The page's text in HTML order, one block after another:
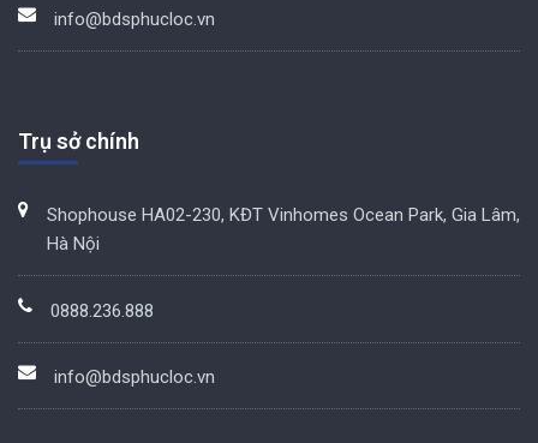
info@bdsphucloc.vn
Trụ sở chính
Shophouse HA02-230, KĐT Vinhomes Ocean Park, Gia Lâm,
Hà Nội
0888.236.888
info@bdsphucloc.vn